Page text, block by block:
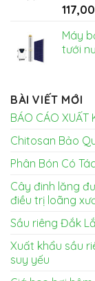
Máy
tưới
BÀI VIẾT MỚI
BÁO CÁO XUẤT
Chitosan Bảo
Phân Bón Có
Cây đinh lăng
điều trị loãng
Sầu riêng Đắk
Xuất khẩu sầu
suy yếu